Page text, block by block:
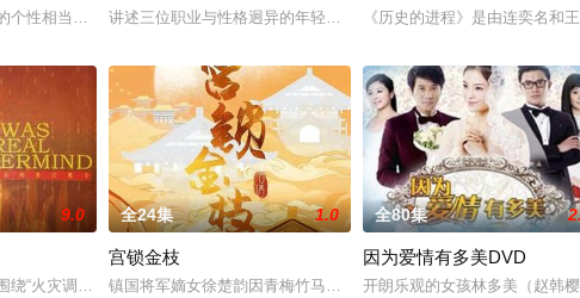
心寄情工作，却与“大魔王”何西亚擦出火花，两人斗智斗勇成为欢喜冤家，吴忧发
个性相当强势，在家中稳坐大当家的位置，家里大大小小的事情向来都是她说了算
讲述三位职业与性格迥异的年轻人因一件离奇的连环案件相识，共
《历史的进程》是由连奕名和
为职业摇滚歌手，他在生活的小县城组织了一个业余乐队，成员也都是业余爱好
9.0
绕“火灾调查处”展开。通过八个不同火灾现场的情景再现，并有一条主线贯穿全剧
全24集 1.0
宫锁金枝
镇国将军嫡女徐楚韵因青梅竹马的副将孟琦为救自己而死，从此封
全80集
因为爱情有多美DVD
开朗乐观的女孩林多美（赵韩